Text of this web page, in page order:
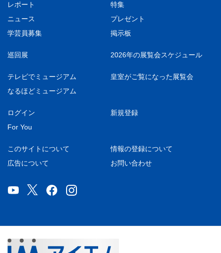
レポート
特集
ニュース
プレゼント
学芸員募集
掲示板
巡回展 2026年の展覧会スケジュール
テレビでミュージアム
皇室がご覧になった展覧会
なるほどミュージアム
ログイン
新規登録
For You
このサイトについて
情報の登録について
広告について
お問い合わせ